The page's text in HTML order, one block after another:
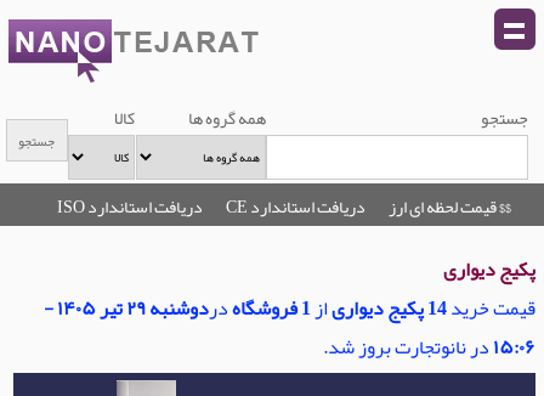
جستجو همه گروه ها کالا
$$ قیمت لحظه ای ارز دریافت استاندارد CE دریافت استاندارد ISO
پکیج دیواری
قیمت خرید14 پکیج دیواری از1 فروشگاه در
دوشنبه ۲۹ تیر ۱۴۰۵ -
۱۵:۰۶در نانوتجارت بروز شد.